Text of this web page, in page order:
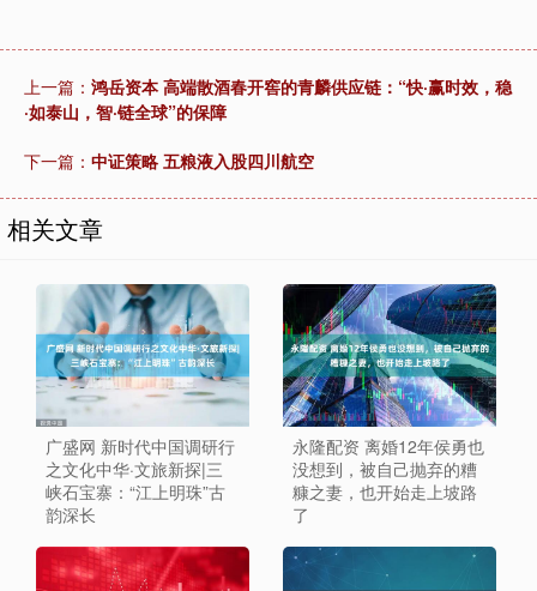
上一篇： 鸿岳资本 高端散酒春开窖的青麟供应链：“快·赢时效，稳
·如泰山，智·链全球”的保障
下一篇： 中证策略 五粮液入股四川航空
相关文章
广盛网 新时代中国调研行
之文化中华·文旅新探|三
峡石宝寨：“江上明珠”古
韵深长
永隆配资 离婚12年侯勇也
没想到，被自己抛弃的糟
糠之妻，也开始走上坡路
了